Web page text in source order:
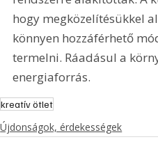
hogy megközelítésükkel
könnyen hozzáférhető
termelni. Ráadásul a
energiaforrás.
kreatív ötlet
Újdonságok, érdekességek